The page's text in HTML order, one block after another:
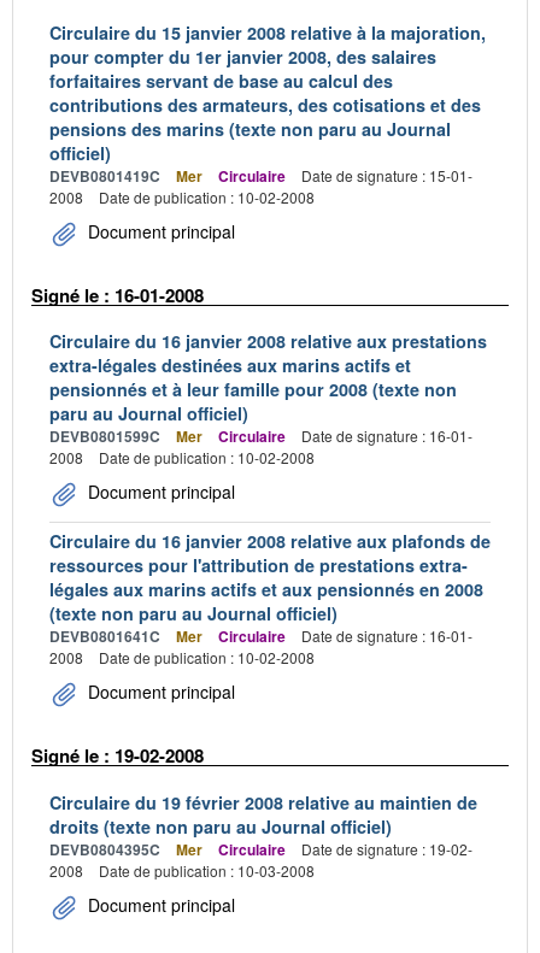
Circulaire du 15 janvier 2008 relative à la majoration,
pour compter du 1er janvier 2008, des salaires
forfaitaires servant de base au calcul des
contributions des armateurs, des cotisations et des
pensions des marins (texte non paru au Journal
officiel)
DEVB0801419C Mer Circulaire
Date de signature : 15-01-
2008
Date de publication : 10-02-2008
Document principal
Signé le : 16-01-2008
Circulaire du 16 janvier 2008 relative aux prestations
extra-légales destinées aux marins actifs et
pensionnés et à leur famille pour 2008 (texte non
paru au Journal officiel)
DEVB0801599C Mer Circulaire
Date de signature : 16-01-
2008
Date de publication : 10-02-2008
Document principal
Circulaire du 16 janvier 2008 relative aux plafonds de
ressources pour l'attribution de prestations extra-
légales aux marins actifs et aux pensionnés en 2008
(texte non paru au Journal officiel)
DEVB0801641C Mer Circulaire
Date de signature : 16-01-
2008
Date de publication : 10-02-2008
Document principal
Signé le : 19-02-2008
Circulaire du 19 février 2008 relative au maintien de
droits (texte non paru au Journal officiel)
DEVB0804395C Mer Circulaire
Date de signature : 19-02-
2008
Date de publication : 10-03-2008
Document principal